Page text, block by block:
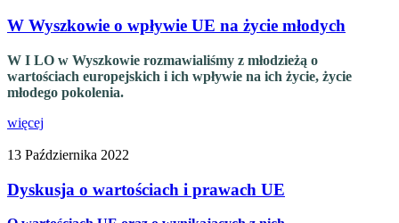
W Wyszkowie o wpływie UE na życie młodych
W I LO w Wyszkowie rozmawialiśmy z młodzieżą o
wartościach europejskich i ich wpływie na ich życie, życie
młodego pokolenia.
więcej
13 Października 2022
Dyskusja o wartościach i prawach UE